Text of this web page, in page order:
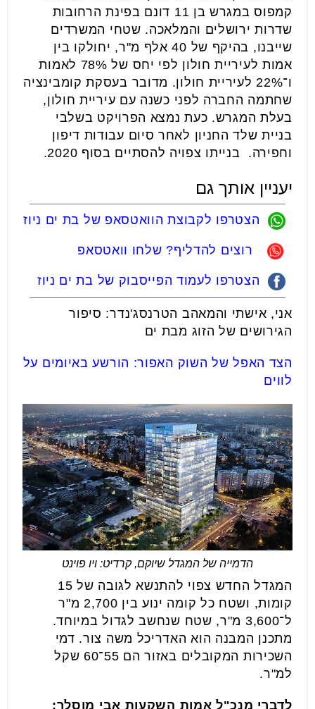
קמפוס במגרש בן 11 דונם בפינת הרחובות
שדרות ירושלים והמלאכה. שטחי המשרדים
שייבנו, בהיקף של 40 אלף מ"ר, יחולקו בין
אמות לעיריית חולון לפי יחס של 78% לאמות
ו־22% לעיריית חולון. מדובר בעסקת קומבינציה
שחתמה החברה לפני כשנה עם עיריית חולון,
בעלת המגרש. כעת נמצא הפרויקט בשלבי
בניית שלד החניון לאחר סיום עבודות דיפון
וחפירה. בנייתו צפויה להסתיים בסוף 2020.
יעניין אותך גם
הצטרפו לקבוצת הוואטסאפ של בת ים ניוז
רוצים להדליף? שלחו וואטסאפ
הצטרפו לעמוד הפייסבוק של בת ים ניוז
אני, אישתי והמאהב הטרנסג'נדר: סיפור
הגירושים של הזוג מבת ים
הצד האפל של השוק האפור: הורשע באיומים על
לווים
הדמייה של המגדל שיוקם, קרדיט: ויו פוינט
המגדל החדש צפוי להתנשא לגובה של 15
קומות, ושטח כל קומה ינוע בין 2,700 מ"ר
ל־3,600 מ"ר, שטח שנחשב לגדול במיוחד.
מתכנן המבנה הוא האדריכל משה צור. דמי
השכירות המקובלים באזור הם 55־60 שקל
למ"ר.
לדברי מנכ"ל אמות השקעות אבי מוסלר: